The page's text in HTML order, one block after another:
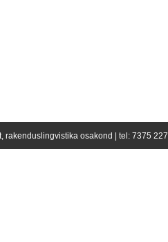
rakenduslingvistika osakond | tel: 7375 227